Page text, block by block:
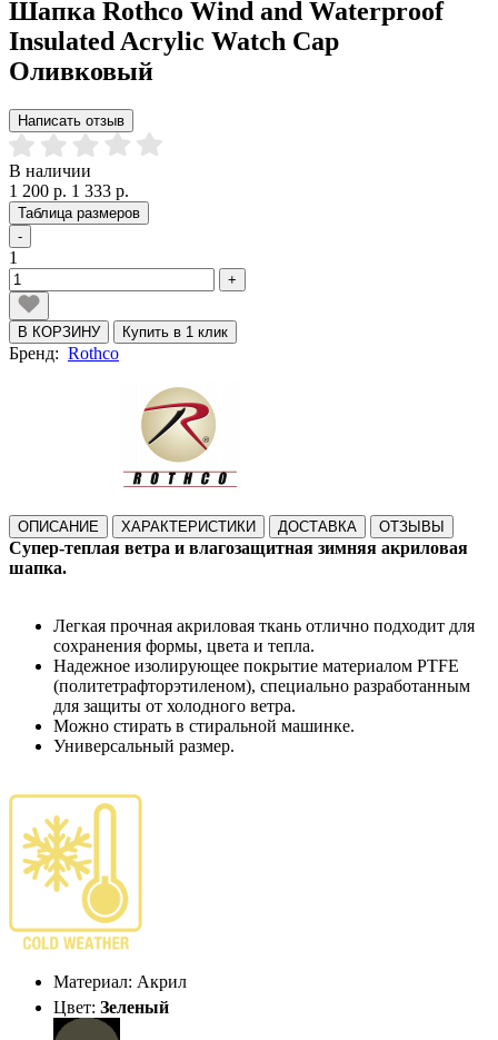
Шапка Rothco Wind and Waterproof
Insulated Acrylic Watch Cap
Оливковый
Написать отзыв
В наличии
1 200 р. 1 333 р.
Таблица размеров
-
1
+
В КОРЗИНУ Купить в 1 клик
Бренд: Rothco
ОПИСАНИЕ ХАРАКТЕРИСТИКИ ДОСТАВКА ОТЗЫВЫ
Супер-теплая ветра и влагозащитная зимняя акриловая
шапка.
Легкая прочная акриловая ткань отлично подходит для
сохранения формы, цвета и тепла.
Надежное изолирующее покрытие материалом PTFE
(политетрафторэтиленом), специально разработанным
для защиты от холодного ветра.
Можно стирать в стиральной машинке.
Универсальный размер.
Материал: Акрил
Цвет: Зеленый